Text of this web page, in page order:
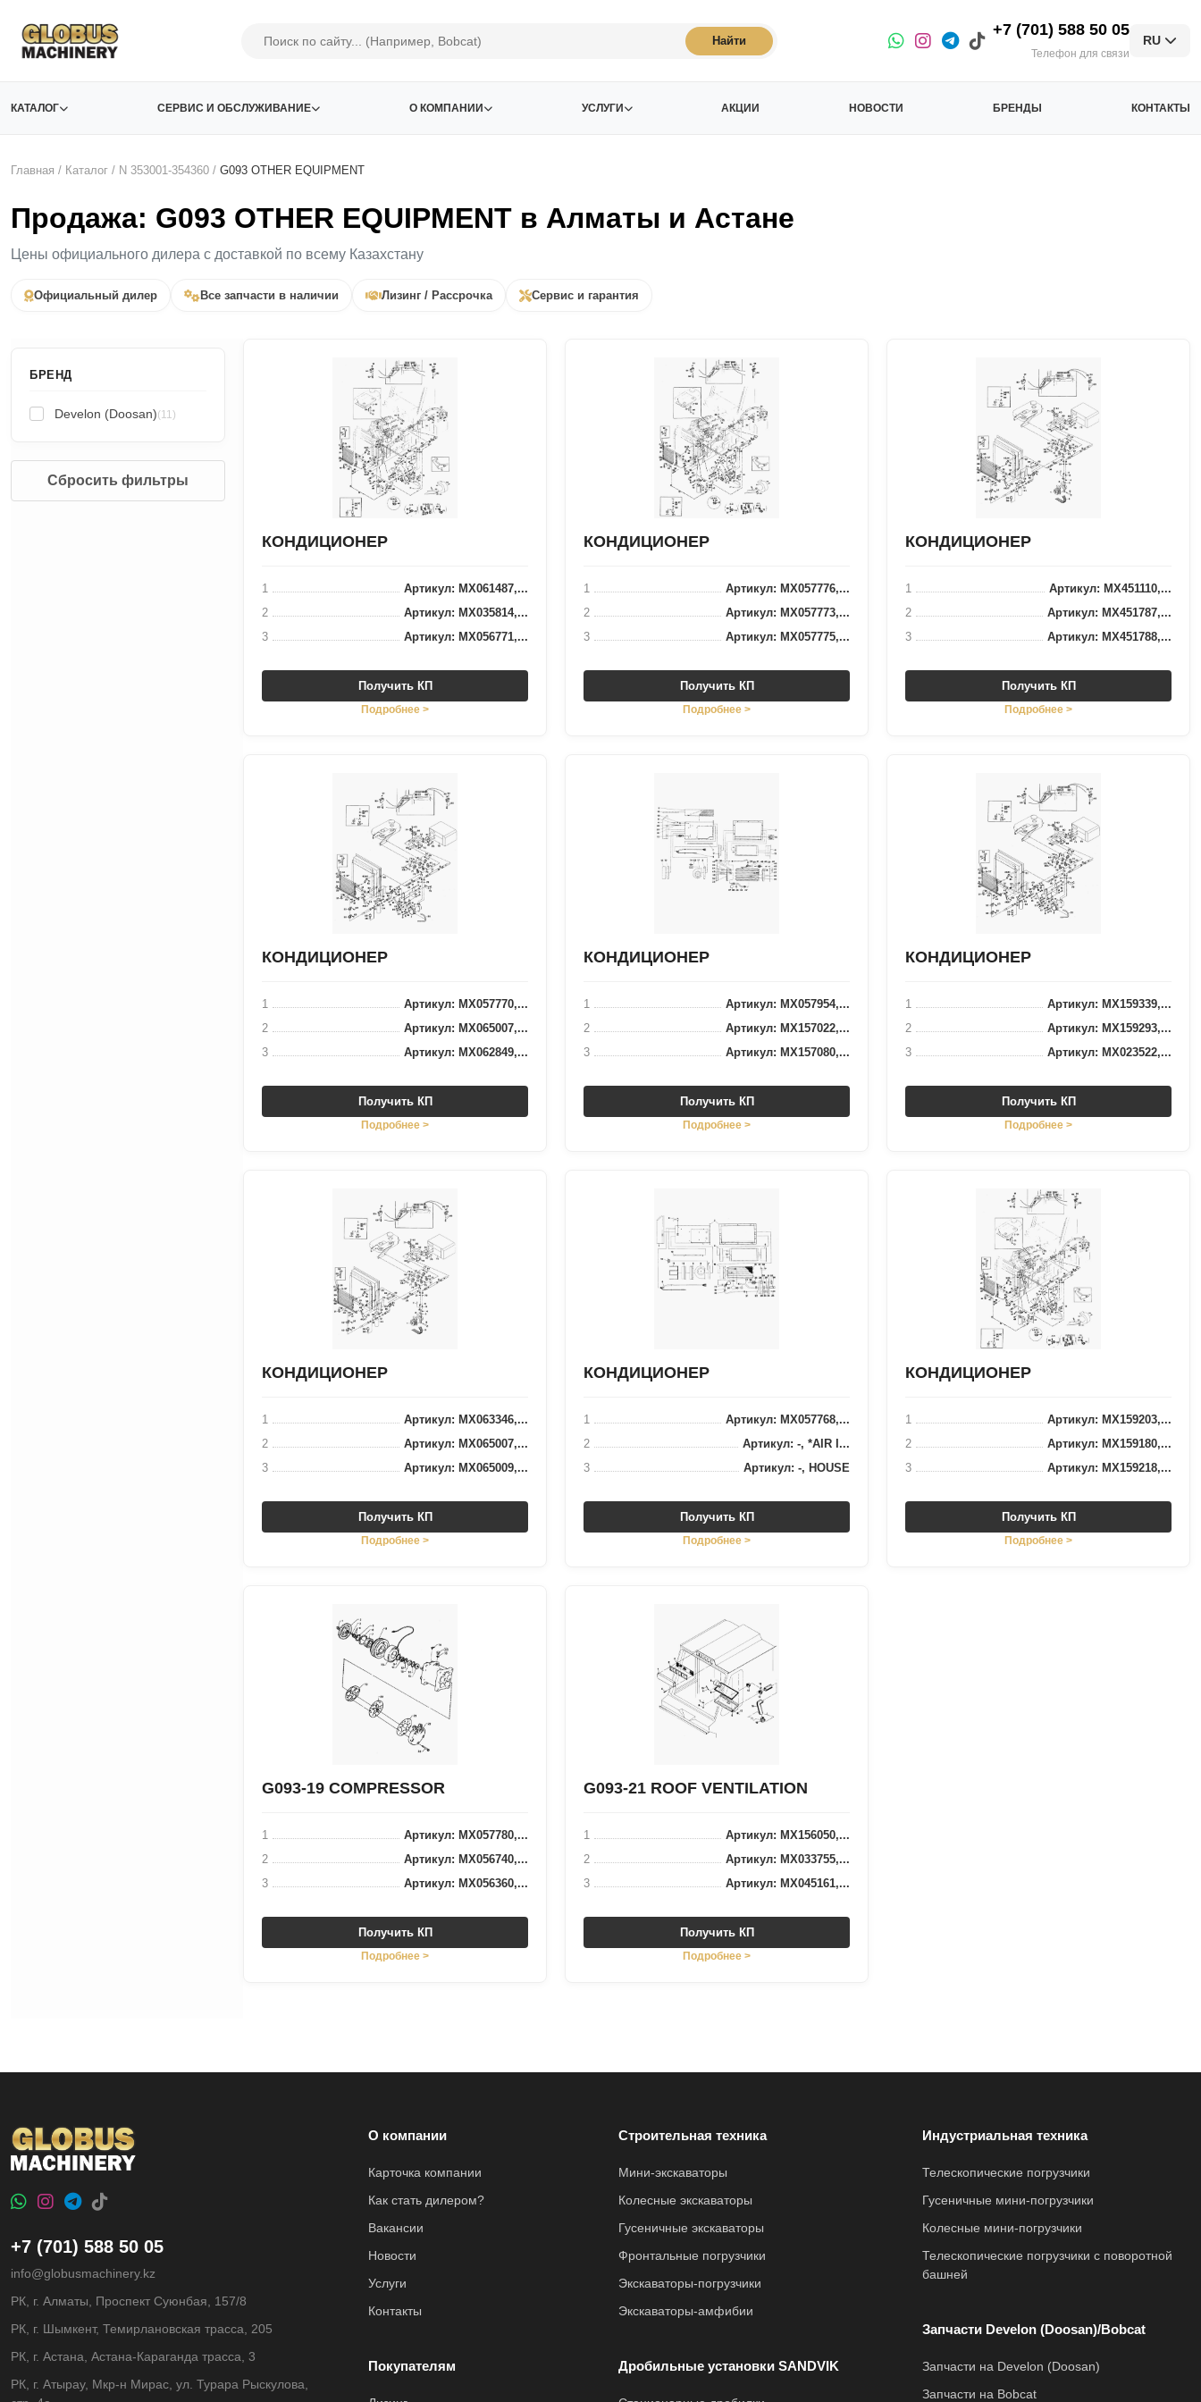
Найти
+7 (701) 588 50 05
Телефон для связи
RU
КАТАЛОГ СЕРВИС И ОБСЛУЖИВАНИЕ О КОМПАНИИ УСЛУГИ АКЦИИ НОВОСТИ БРЕНДЫ КОНТАКТЫ
Главная / Каталог / N 353001-354360 / G093 OTHER EQUIPMENT
Продажа: G093 OTHER EQUIPMENT в Алматы и Астане
Цены официального дилера с доставкой по всему Казахстану
Официальный дилер Все запчасти в наличии Лизинг / Рассрочка Сервис и гарантия
БРЕНД
Develon (Doosan)(11)
Сбросить фильтры
КОНДИЦИОНЕР
1
Артикул: MX061487,...
2
Артикул: MX035814,...
3
Артикул: MX056771,...
Получить КП
Подробнее >
КОНДИЦИОНЕР
1
Артикул: MX057776,...
2
Артикул: MX057773,...
3
Артикул: MX057775,...
Получить КП
Подробнее >
КОНДИЦИОНЕР
1
Артикул: MX451110,...
2
Артикул: MX451787,...
3
Артикул: MX451788,...
Получить КП
Подробнее >
КОНДИЦИОНЕР
1
Артикул: MX057770,...
2
Артикул: MX065007,...
3
Артикул: MX062849,...
Получить КП
Подробнее >
КОНДИЦИОНЕР
1
Артикул: MX057954,...
2
Артикул: MX157022,...
3
Артикул: MX157080,...
Получить КП
Подробнее >
КОНДИЦИОНЕР
1
Артикул: MX159339,...
2
Артикул: MX159293,...
3
Артикул: MX023522,...
Получить КП
Подробнее >
КОНДИЦИОНЕР
1
Артикул: MX063346,...
2
Артикул: MX065007,...
3
Артикул: MX065009,...
Получить КП
Подробнее >
КОНДИЦИОНЕР
1
Артикул: MX057768,...
2
Артикул: -, *AIR I...
3
Артикул: -, HOUSE
Получить КП
Подробнее >
КОНДИЦИОНЕР
1
Артикул: MX159203,...
2
Артикул: MX159180,...
3
Артикул: MX159218,...
Получить КП
Подробнее >
G093-19 COMPRESSOR
1
Артикул: MX057780,...
2
Артикул: MX056740,...
3
Артикул: MX056360,...
Получить КП
Подробнее >
G093-21 ROOF VENTILATION
1
Артикул: MX156050,...
2
Артикул: MX033755,...
3
Артикул: MX045161,...
Получить КП
Подробнее >
+7 (701) 588 50 05
info@globusmachinery.kz
РК, г. Алматы, Проспект Суюнбая, 157/8
РК, г. Шымкент, Темирлановская трасса, 205
РК, г. Астана, Астана-Караганда трасса, 3
РК, г. Атырау, Мкр-н Мирас, ул. Турара Рыскулова,
О компании
Карточка компании
Как стать дилером?
Вакансии
Новости
Услуги
Контакты
Покупателям
Строительная техника
Мини-экскаваторы
Колесные экскаваторы
Гусеничные экскаваторы
Фронтальные погрузчики
Экскаваторы-погрузчики
Экскаваторы-амфибии
Дробильные установки SANDVIK
Индустриальная техника
Телескопические погрузчики
Гусеничные мини-погрузчики
Колесные мини-погрузчики
Телескопические погрузчики с поворотной
башней
Запчасти Develon (Doosan)/Bobcat
Запчасти на Develon (Doosan)
Запчасти на Bobcat